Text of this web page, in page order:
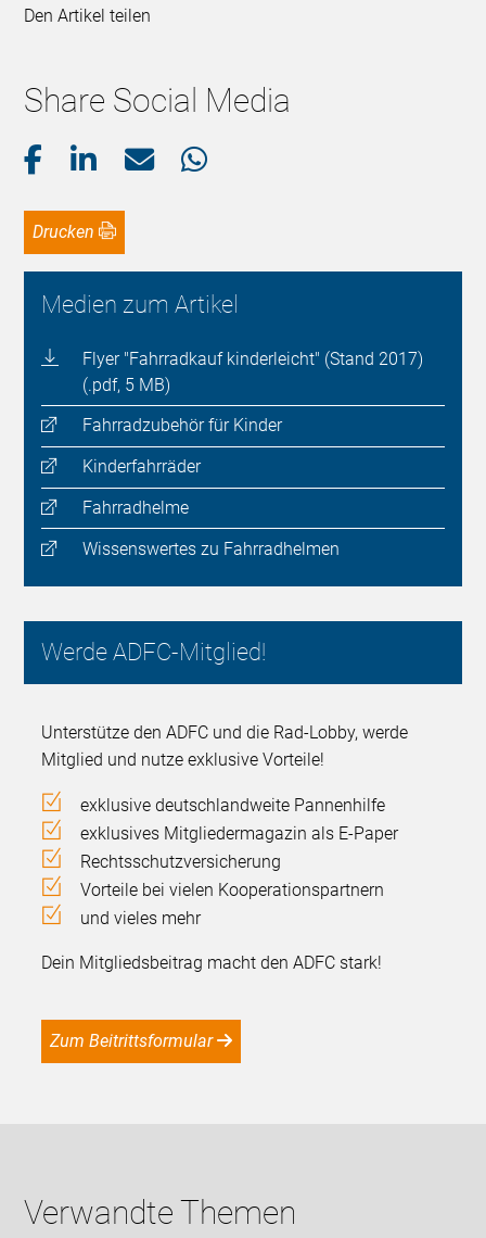
Den Artikel teilen
Share Social Media
Drucken
Medien zum Artikel
Flyer "Fahrradkauf kinderleicht" (Stand 2017)
(.pdf, 5 MB)
Fahrradzubehör für Kinder
Kinderfahrräder
Fahrradhelme
Wissenswertes zu Fahrradhelmen
Werde ADFC-Mitglied!
Unterstütze den ADFC und die Rad-Lobby, werde
Mitglied und nutze exklusive Vorteile!
exklusive deutschlandweite Pannenhilfe
exklusives Mitgliedermagazin als E-Paper
Rechtsschutzversicherung
Vorteile bei vielen Kooperationspartnern
und vieles mehr
Dein Mitgliedsbeitrag macht den ADFC stark!
Zum Beitrittsformular
Verwandte Themen